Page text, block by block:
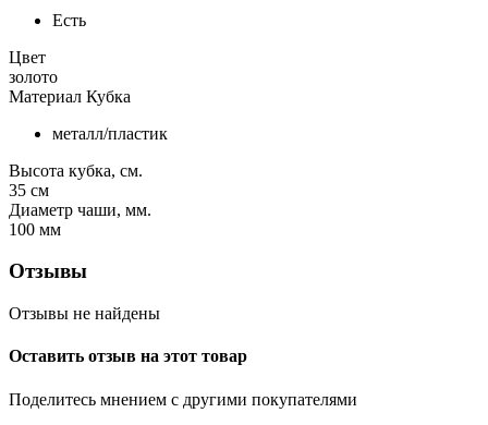
Есть
Цвет
золото
Материал Кубка
металл/пластик
Высота кубка, см.
35 см
Диаметр чаши, мм.
100 мм
Отзывы
Отзывы не найдены
Оставить отзыв на этот товар
Поделитесь мнением с другими покупателями